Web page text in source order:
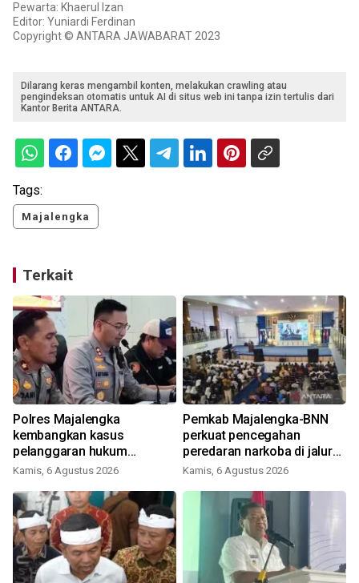
Pewarta: Khaerul Izan
Editor: Yuniardi Ferdinan
Copyright © ANTARA JAWABARAT 2023
Dilarang keras mengambil konten, melakukan crawling atau
pengindeksan otomatis untuk AI di situs web ini tanpa izin tertulis dari
Kantor Berita ANTARA.
Tags:
Majalengka
Terkait
Polres Majalengka
kembangkan kasus
pelanggaran hukum
produksi tembakau sintetis
Kamis, 6 Agustus 2026
Pemkab Majalengka-BNN
perkuat pencegahan
peredaran narkoba di jalur
strategis
Kamis, 6 Agustus 2026